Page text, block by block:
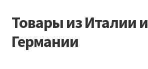
Перейти
навигации
Перейти
содержимому
Товары из Италии и
Германии